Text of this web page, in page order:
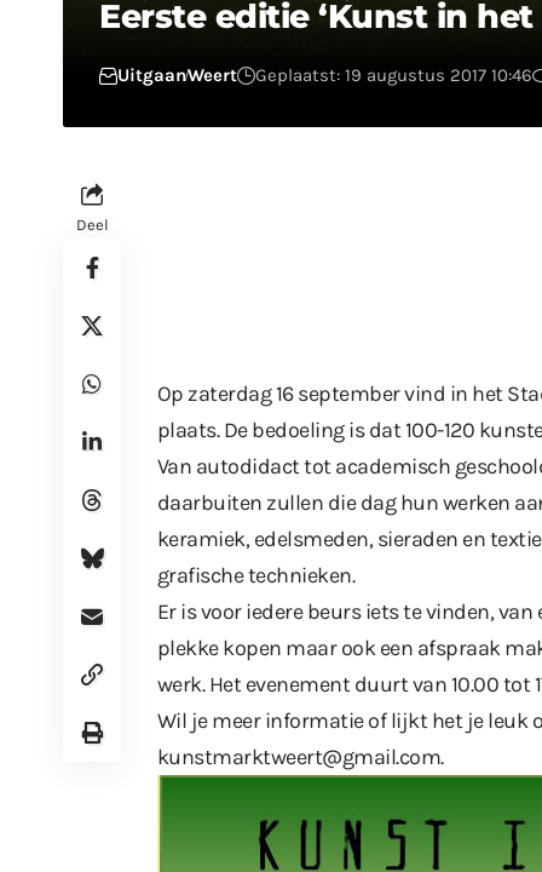
Eerste editie ‘Kunst in het
UitgaanWeert Geplaatst: 19 augustus 2017 10:46
Deel
Op zaterdag 16 september vind in het
plaats. De bedoeling is dat 100-120
Van autodidact tot academisch
daarbuiten zullen die dag hun werken
keramiek, edelsmeden, sieraden en
grafische technieken.
Er is voor iedere beurs iets te vinden,
plekke kopen maar ook een afspraak
werk. Het evenement duurt van 10.00 tot
Wil je meer informatie of lijkt het je leuk
kunstmarktweert@gmail.com.